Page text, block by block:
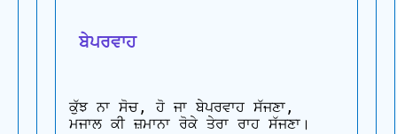
ਬੇਪਰਵਾਹ
ਕੁੱਝ ਨਾ ਸੋਚ, ਹੋ ਜਾ ਬੇਪਰਵਾਹ ਸੱਜਣਾ,
ਮਜਾਲ ਕੀ ਜ਼ਮਾਨਾ ਰੋਕੇ ਤੇਰਾ ਰਾਹ ਸੱਜਣਾ।